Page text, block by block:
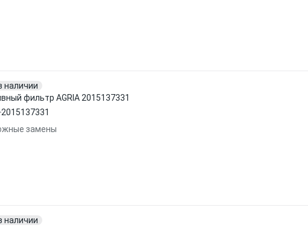
наличии
фильтр AGRIA 2015137331
2015137331
замены
наличии